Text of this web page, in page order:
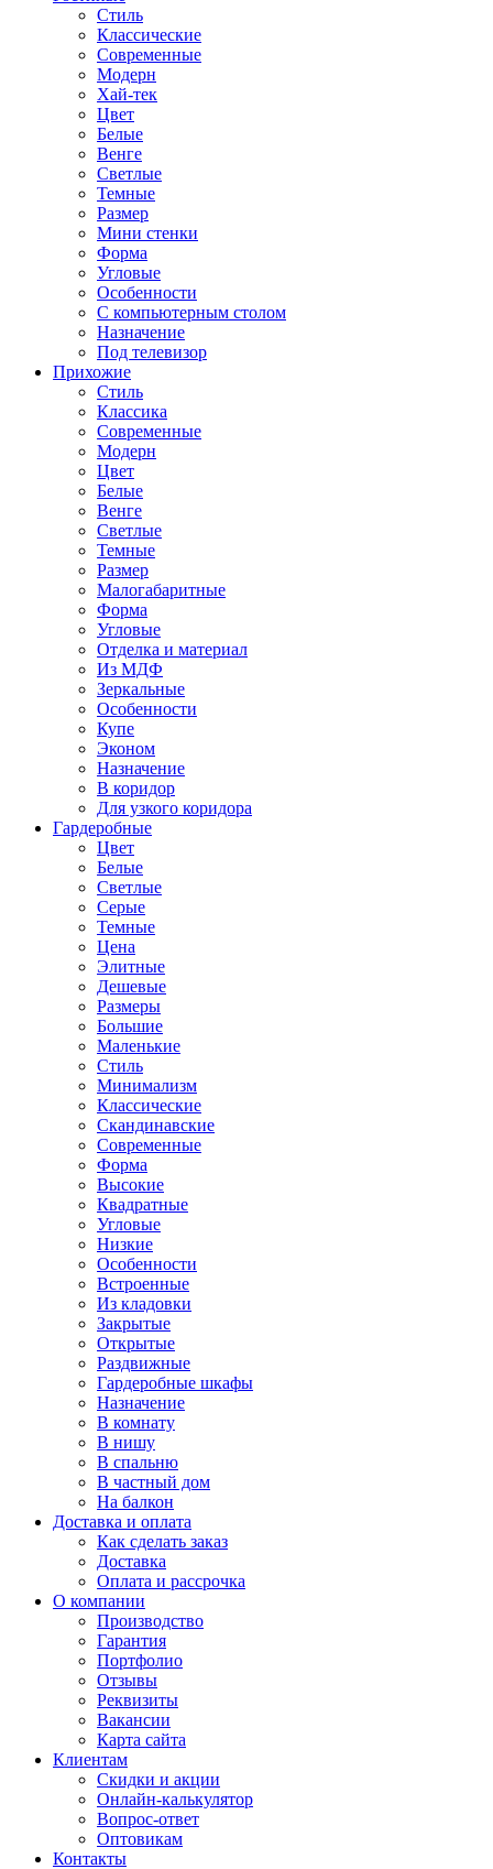
Стиль
Классические
Современные
Модерн
Хай-тек
Цвет
Белые
Венге
Светлые
Темные
Размер
Мини стенки
Форма
Угловые
Особенности
С компьютерным столом
Назначение
Под телевизор
Прихожие
Стиль
Классика
Современные
Модерн
Цвет
Белые
Венге
Светлые
Темные
Размер
Малогабаритные
Форма
Угловые
Отделка и материал
Из МДФ
Зеркальные
Особенности
Купе
Эконом
Назначение
В коридор
Для узкого коридора
Гардеробные
Цвет
Белые
Светлые
Серые
Темные
Цена
Элитные
Дешевые
Размеры
Большие
Маленькие
Стиль
Минимализм
Классические
Скандинавские
Современные
Форма
Высокие
Квадратные
Угловые
Низкие
Особенности
Встроенные
Из кладовки
Закрытые
Открытые
Раздвижные
Гардеробные шкафы
Назначение
В комнату
В нишу
В спальню
В частный дом
На балкон
Доставка и оплата
Как сделать заказ
Доставка
Оплата и рассрочка
О компании
Производство
Гарантия
Портфолио
Отзывы
Реквизиты
Вакансии
Карта сайта
Клиентам
Скидки и акции
Онлайн-калькулятор
Вопрос-ответ
Оптовикам
Контакты